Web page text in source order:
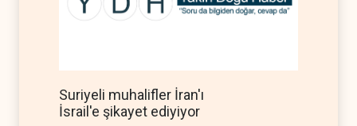
Suriyeli muhalifler İran'ı
İsrail'e şikayet ediyiyor